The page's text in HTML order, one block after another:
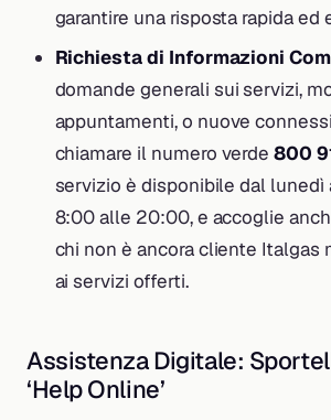
garantire una risposta rapida ed
Richiesta di Informazioni
domande generali sui servizi,
appuntamenti, o nuove
chiamare il numero verde800
servizio è disponibile dal lunedì
8:00 alle 20:00, e accoglie
chi non è ancora cliente Italgas
ai servizi offerti.
Assistenza Digitale:
‘Help Online’